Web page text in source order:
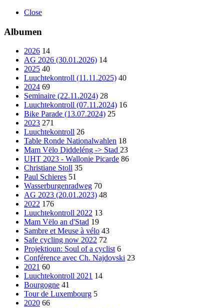
Close
Albumen
2026 14
AG 2026 (30.01.2026) 14
2025 40
Luuchtekontroll (11.11.2025) 40
2024 69
Seminaire (22.11.2024) 28
Luuchtekontroll (07.11.2024) 16
Bike Parade (13.07.2024) 25
2023 271
Luuchtekontroll 26
Table Ronde Nationalwahlen 18
Mam Vëlo Diddeléng -> Stad 23
UHT 2023 - Wallonie Picarde 86
Christiane Stoll 35
Paul Schieres 51
Wasserburgenradweg 70
AG 2023 (20.01.2023) 48
2022 176
Luuchtekontroll 2022 13
Mam Vëlo an d'Stad 19
Sambre et Meuse à vélo 43
Safe cycling now 2022 72
Projektioun: Soul of a cyclist 6
Conférence avec Ch. Najdovski 23
2021 60
Luuchtekontroll 2021 14
Bourgogne 41
Tour de Luxembourg 5
2020 66